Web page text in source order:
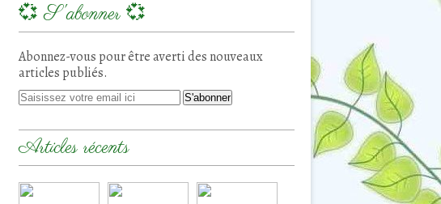
💞 S'abonner 💞
Abonnez-vous pour être averti des nouveaux
articles publiés.
Articles récents